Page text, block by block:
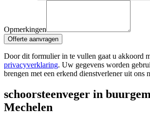
Opmerkingen
Offerte aanvragen
Door dit formulier in te vullen gaat u akkoord
privacyverklaring. Uw gegevens worden
brengen met een erkend dienstverlener uit ons
schoorsteenveger in
Mechelen